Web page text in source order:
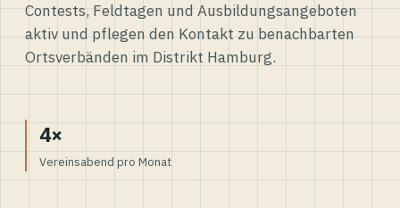
Contests, Feldtagen und Ausbildungsangeboten
aktiv und pflegen den Kontakt zu benachbarten
Ortsverbänden im Distrikt Hamburg.
4×
Vereinsabend pro Monat